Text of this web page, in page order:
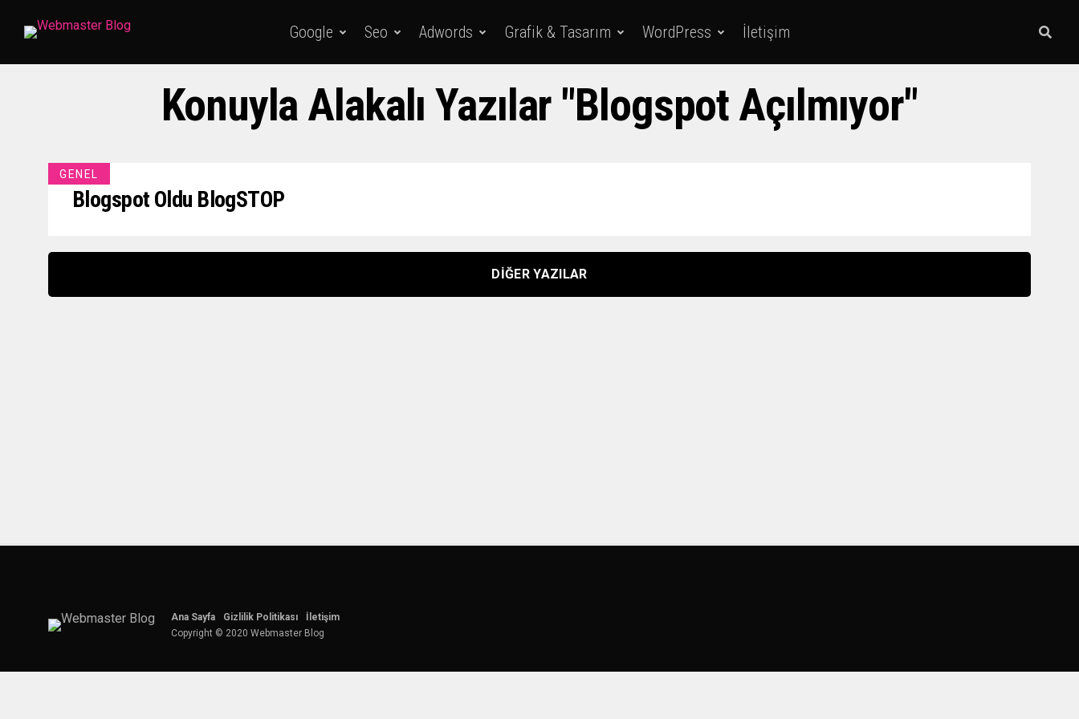
Google Seo Adwords Grafik & Tasarım WordPress İletişim
Konuyla Alakalı Yazılar "blogspot Açılmıyor"
GENEL
Blogspot Oldu BlogSTOP
DIĞER YAZILAR
Ana Sayfa Gizlilik Politikası
İletişim
Copyright © 2020 Webmaster Blog